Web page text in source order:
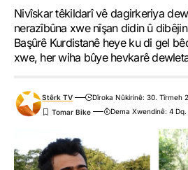
Nivîskar têkildarî vê dagirkeriya
nerazîbûna xwe nîşan didin û
Başûrê Kurdistanê heye ku di gel
xwe, her wiha bûye hevkarê
Stêrk TV
Dîroka Nûkirinê: 30. Tîrmeh
Dema Xwendinê: 4 Dq.